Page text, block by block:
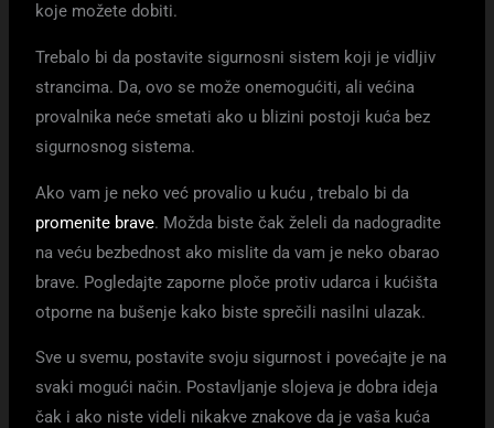
koje možete dobiti.
Trebalo bi da postavite sigurnosni sistem koji je vidljiv
strancima. Da, ovo se može onemogućiti, ali većina
provalnika neće smetati ako u blizini postoji kuća bez
sigurnosnog sistema.
Ako vam je neko već provalio u kuću , trebalo bi da
promenite brave. Možda biste čak želeli da nadogradite
na veću bezbednost ako mislite da vam je neko obarao
brave. Pogledajte zaporne ploče protiv udarca i kućišta
otporne na bušenje kako biste sprečili nasilni ulazak.
Sve u svemu, postavite svoju sigurnost i povećajte je na
svaki mogući način. Postavljanje slojeva je dobra ideja
čak i ako niste videli nikakve znakove da je vaša kuća